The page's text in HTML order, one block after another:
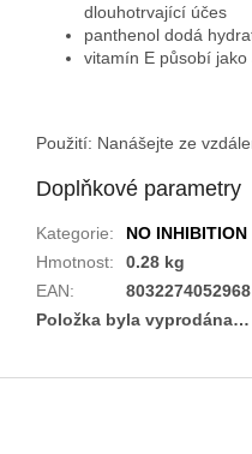
dlouhotrvající účes
panthenol dodá
vitamín E působí jako
Použití: Nanášejte ze
Doplňkové parametry
Kategorie:
NO INHIBITION
Hmotnost:
0.28 kg
EAN:
8032274052968
Položka byla vyprodána…